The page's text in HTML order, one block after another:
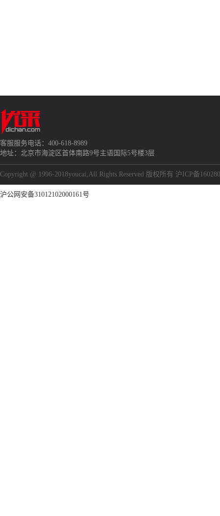
客服服务电话：400-618-8989
地址：北京市海淀区首体南路9号主语国际5号楼3层
Copyright @ 1996-2018youcai,All Rights Reserved 版权所有 沪ICP备
沪公网安备31012102000161号